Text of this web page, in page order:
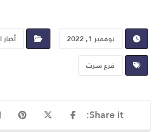
نوفمبر 1, 2022
أخبار
فرع سرت